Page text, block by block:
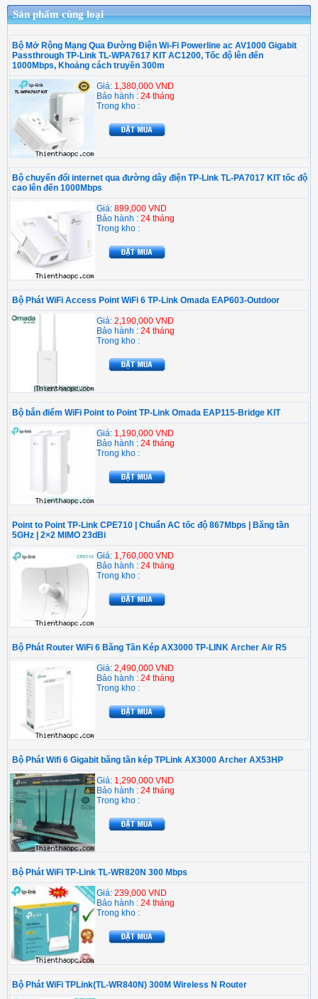
Sản phẩm cùng loại
Bộ Mở Rộng Mạng Qua Đường Điện Wi-Fi Powerline ac AV1000 Gigabit
Passthrough TP-Link TL-WPA7617 KIT AC1200, Tốc độ lên đến
1000Mbps, Khoảng cách truyền 300m
Giá: 1,380,000 VND
Bảo hành : 24 tháng
Trong kho :
Bộ chuyển đổi internet qua đường dây điện TP-Link TL-PA7017 KIT tốc độ
cao lên đến 1000Mbps
Giá: 899,000 VND
Bảo hành : 24 tháng
Trong kho :
Bộ Phát WiFi Access Point WiFi 6 TP-Link Omada EAP603-Outdoor
Giá: 2,190,000 VND
Bảo hành : 24 tháng
Trong kho :
Bộ bắn điểm WiFi Point to Point TP-Link Omada EAP115-Bridge KIT
Giá: 1,190,000 VND
Bảo hành : 24 tháng
Trong kho :
Point to Point TP-Link CPE710 | Chuẩn AC tốc độ 867Mbps | Băng tần
5GHz | 2×2 MIMO 23dBi
Giá: 1,760,000 VND
Bảo hành : 24 tháng
Trong kho :
Bộ Phát Router WiFi 6 Băng Tần Kép AX3000 TP-LINK Archer Air R5
Giá: 2,490,000 VND
Bảo hành : 24 tháng
Trong kho :
Bộ Phát Wifi 6 Gigabit băng tần kép TPLink AX3000 Archer AX53HP
Giá: 1,290,000 VND
Bảo hành : 24 tháng
Trong kho :
Bộ Phát WiFi TP-Link TL-WR820N 300 Mbps
Giá: 239,000 VND
Bảo hành : 24 tháng
Trong kho :
Bộ Phát WiFi TPLink(TL-WR840N) 300M Wireless N Router